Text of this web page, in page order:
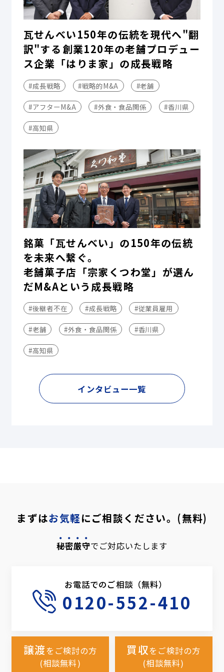
瓦せんべい150年の伝統を現代へ"翻
訳"する――創業120年の老舗プロデュー
ス企業「はりま家」の成長戦略
#成長戦略 #戦略的M&A #老舗
#アフターM&A #外食・食品関係 #香川県
#高知県
銘菓「瓦せんべい」の150年の伝統
を未来へ繋ぐ。
老舗菓子店「宗家くつわ堂」が選ん
だM&Aという成長戦略
#後継者不在 #成長戦略 #従業員雇用
#老舗 #外食・食品関係 #香川県
#高知県
インタビュー一覧
まずはお気軽にご相談ください。(無料)
秘密厳守でご対応いたします
お電話でのご相談（無料）
0120-552-410
譲渡をご検討の方
(相談無料)
買収をご検討の方
(相談無料)